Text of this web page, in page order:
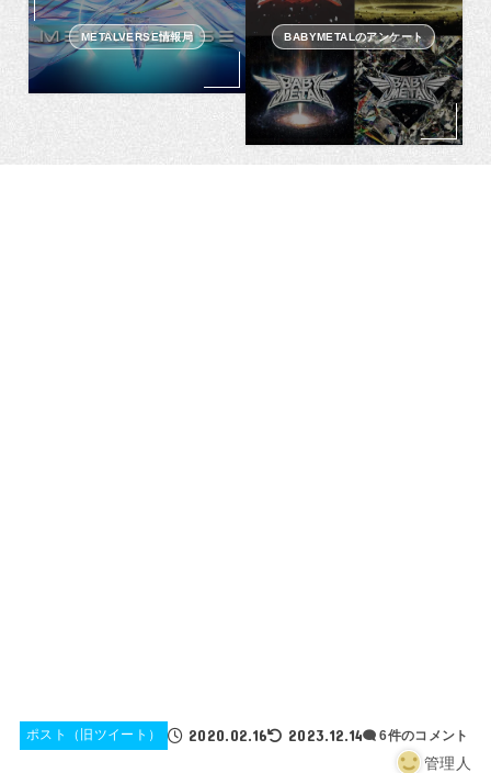
METALVERSE情報局 BABYMETALのアンケート
ポスト（旧ツイート） 2020.02.16 2023.12.14 6件のコメント
管理人